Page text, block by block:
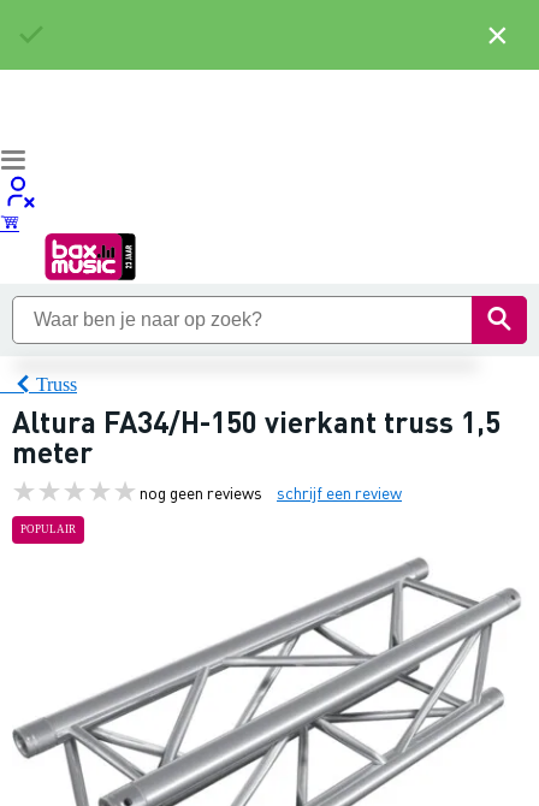
Truss
Altura FA34/H-150 vierkant truss 1,5
meter
nog geen reviews schrijf een review
POPULAIR
×